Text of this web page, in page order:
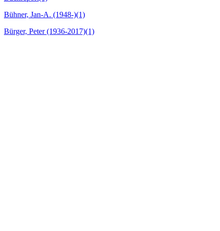
Bühner, Jan-A. (1948-)(1)
Bürger, Peter (1936-2017)(1)